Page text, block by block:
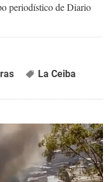
periodístico de Diario
La Ceiba